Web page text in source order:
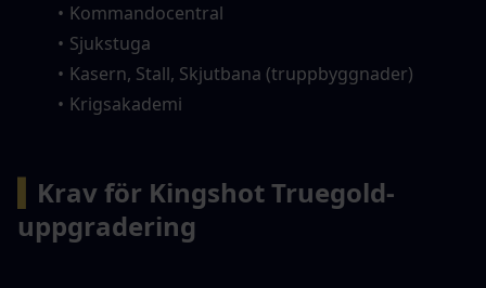
Kommandocentral
Sjukstuga
Kasern, Stall, Skjutbana (truppbyggnader)
Krigsakademi
Krav för Kingshot Truegold-
uppgradering